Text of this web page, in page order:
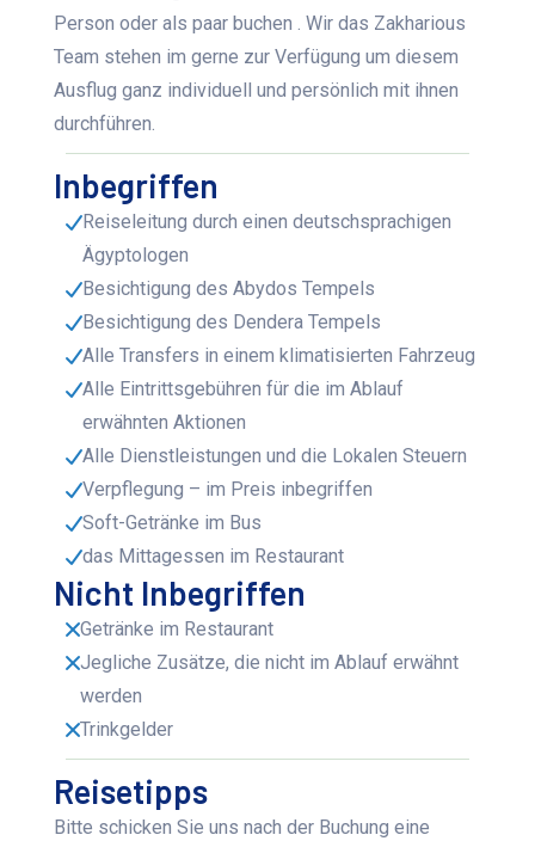
Person oder als paar buchen . Wir das Zakharious
Team stehen im gerne zur Verfügung um diesem
Ausflug ganz individuell und persönlich mit ihnen
durchführen.
Inbegriffen
Reiseleitung durch einen deutschsprachigen
Ägyptologen
Besichtigung des Abydos Tempels
Besichtigung des Dendera Tempels
Alle Transfers in einem klimatisierten Fahrzeug
Alle Eintrittsgebühren für die im Ablauf
erwähnten Aktionen
Alle Dienstleistungen und die Lokalen Steuern
Verpflegung – im Preis inbegriffen
Soft-Getränke im Bus
das Mittagessen im Restaurant
Nicht Inbegriffen
Getränke im Restaurant
Jegliche Zusätze, die nicht im Ablauf erwähnt
werden
Trinkgelder
Reisetipps
Bitte schicken Sie uns nach der Buchung eine